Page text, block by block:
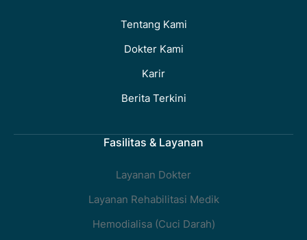
Tentang Kami
Dokter Kami
Karir
Berita Terkini
Fasilitas & Layanan
Layanan Dokter
Layanan Rehabilitasi Medik
Hemodialisa (Cuci Darah)